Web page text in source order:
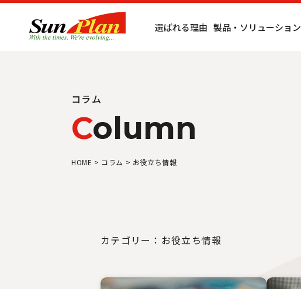
選ばれる理由 製品・ソリューション
コラム
Column
HOME > コラム > お役立ち情報
カテゴリー：お役立ち情報